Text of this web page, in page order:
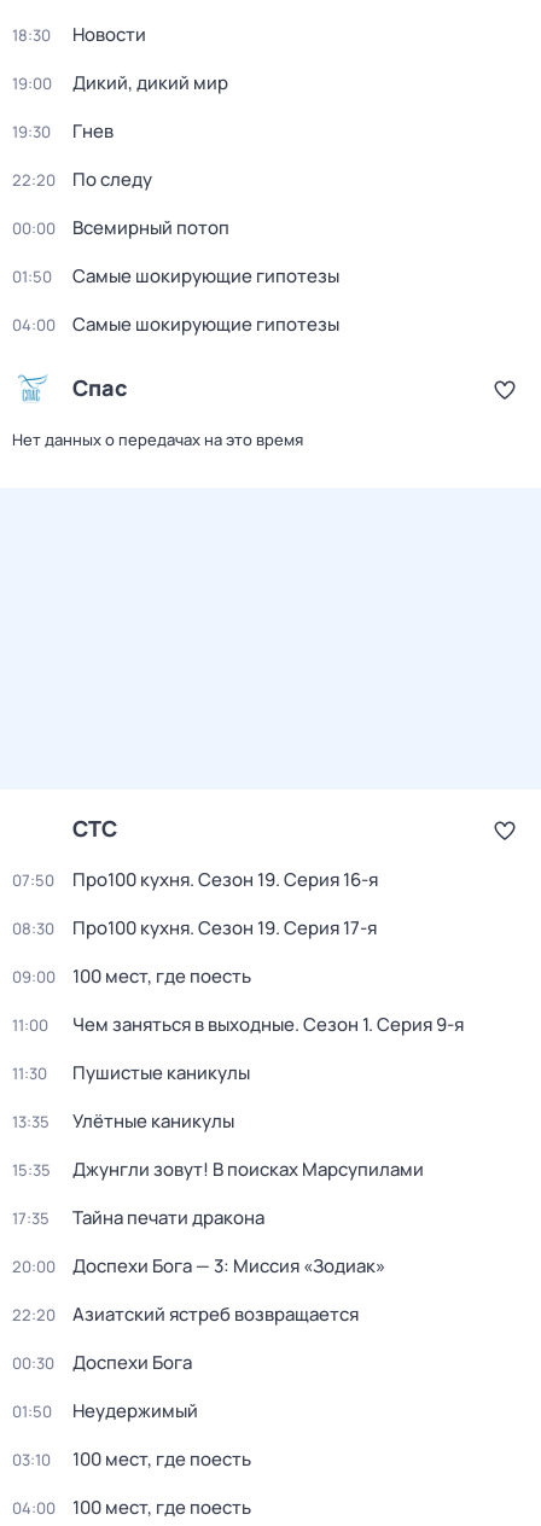
18:30 Новости
19:00 Дикий, дикий мир
19:30 Гнев
22:20 По следу
00:00 Всемирный потоп
01:50 Самые шoкиpующие гипотезы
04:00 Самые шoкиpующие гипотезы
Спас
Нет данных о передачах на это время
СТС
07:50 Про100 кухня. Сезон 19. Серия 16-я
08:30 Про100 кухня. Сезон 19. Серия 17-я
09:00 100 мест, где поесть
11:00 Чем заняться в выходные. Сезон 1. Серия 9-я
11:30 Пушистые каникулы
13:35 Улётные каникулы
15:35 Джунгли зовут! В поисках Марсупилами
17:35 Тайна печати дракона
20:00 Доспехи Бога — 3: Миссия «Зодиак»
22:20 Азиатский ястреб возвращается
00:30 Доспехи Бога
01:50 Неудержимый
03:10 100 мест, где поесть
04:00 100 мест, где поесть